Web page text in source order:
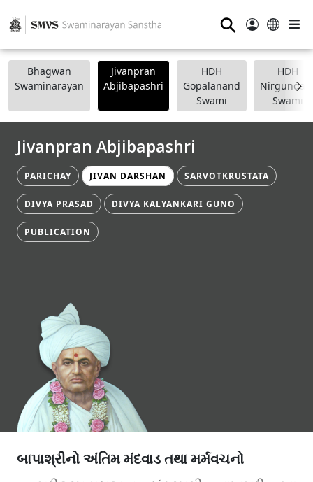
⚲
Bhagwan
Swaminarayan
Jivanpran
Abjibapashri
HDH
Gopalanand
Swami
HDH
Swami
Jivanpran Abjibapashri
PARICHAY JIVAN DARSHAN SARVOTKRUSTATA
DIVYA PRASAD DIVYA KALYANKARI GUNO
PUBLICATION
બાપાશ્રીનો અંતિમ મંદવાડ તથા મર્મવચનો